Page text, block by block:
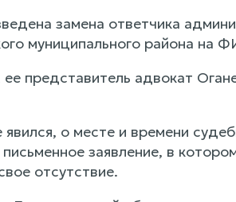
замена ответчика
муниципального района на
представитель адвокат
о месте и времени
заявление, в
отсутствие.